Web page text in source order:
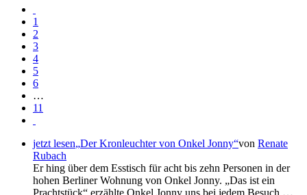
1
2
3
4
5
6
…
11
jetzt lesen Der Kronleuchter von Onkel Jonny von Renate
Rubach
Er hing über dem Esstisch für acht bis zehn Personen in der
hohen Berliner Wohnung von Onkel Jonny.
Das ist ein